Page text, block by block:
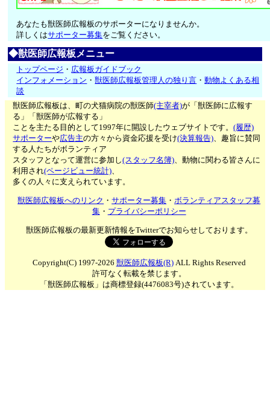
あなたも獣医師広報板のサポーターになりませんか。
詳しくはサポーター募集をご覧ください。
◆獣医師広報板メニュー
トップページ ・ 広報板ガイドブック
インフォメーション ・獣医師広報板管理人の独り言 ・動物よくある相
談
獣医師広報板は、町の犬猫病院の獣医師(主宰者)が「獣医師に広報す
る」「獣医師が広報する」
ことを主たる目的として1997年に開設したウェブサイトです。(履歴)
サポーターや広告主の方々から資金応援を受け(決算報告)、趣旨に賛同
する人たちがボランティア
スタッフとなって運営に参加し(スタッフ名簿)、動物に関わる皆さんに
利用され(ページビュー統計)、
多くの人々に支えられています。
獣医師広報板へのリンク ・サポーター募集 ・ボランティアスタッフ募
集・ プライバシーポリシー
獣医師広報板の最新更新情報をTwitterでお知らせしております。
Copyright(C) 1997-2026 獣医師広報板(R)ALL Rights Reserved
許可なく転載を禁じます。
「獣医師広報板」は商標登録(4476083号)されています。